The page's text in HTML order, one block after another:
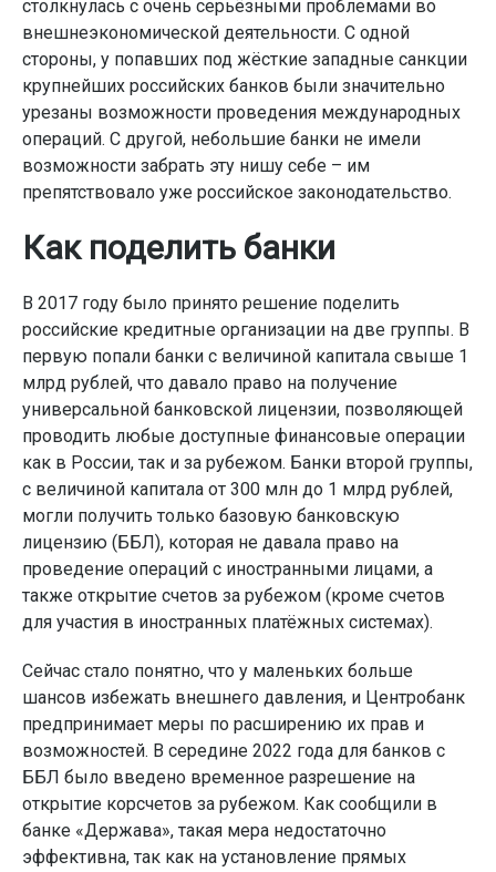
столкнулась с очень серьёзными проблемами во
внешнеэкономической деятельности. С одной
стороны, у попавших под жёсткие западные санкции
крупнейших российских банков были значительно
урезаны возможности проведения международных
операций. С другой, небольшие банки не имели
возможности забрать эту нишу себе – им
препятствовало уже российское законодательство.
Как поделить банки
В 2017 году было принято решение поделить
российские кредитные организации на две группы. В
первую попали банки с величиной капитала свыше 1
млрд рублей, что давало право на получение
универсальной банковской лицензии, позволяющей
проводить любые доступные финансовые операции
как в России, так и за рубежом. Банки второй группы,
с величиной капитала от 300 млн до 1 млрд рублей,
могли получить только базовую банковскую
лицензию (ББЛ), которая не давала право на
проведение операций с иностранными лицами, а
также открытие счетов за рубежом (кроме счетов
для участия в иностранных платёжных системах).
Сейчас стало понятно, что у маленьких больше
шансов избежать внешнего давления, и Центробанк
предпринимает меры по расширению их прав и
возможностей. В середине 2022 года для банков с
ББЛ было введено временное разрешение на
открытие корсчетов за рубежом. Как сообщили в
банке «Держава», такая мера недостаточно
эффективна, так как на установление прямых